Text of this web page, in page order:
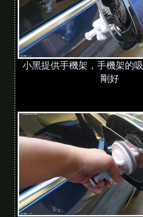
小黑提供手機架，手機架的
剛好